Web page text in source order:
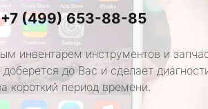
+7 (499) 653-88-85
инвентарем инструментов и
доберется до Вас и сделает
короткий период времени.